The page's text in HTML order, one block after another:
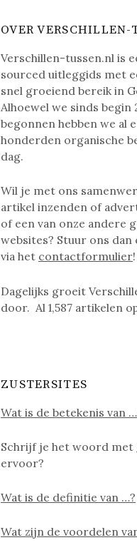
OVER VERSCHILLEN-
Verschillen-tussen.nl is
sourced uitleggids met
snel groeiend bereik in
Alhoewel we sinds begin
begonnen hebben we al
honderden organische
dag.
Wil je met ons
artikel inzenden of
of een van onze andere
websites? Stuur ons
via het contactformulier!
Dagelijks groeit
door. Al1,587 artikelen
ZUSTERSITES
Wat is de betekenis van
Schrijf je het woord met
ervoor?
Wat is de definitie van …?
Wat zijn de voordelen